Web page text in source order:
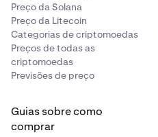
Preço da Solana
Preço da Litecoin
Categorias de criptomoedas
Preços de todas as
criptomoedas
Previsões de preço
Guias sobre como
comprar